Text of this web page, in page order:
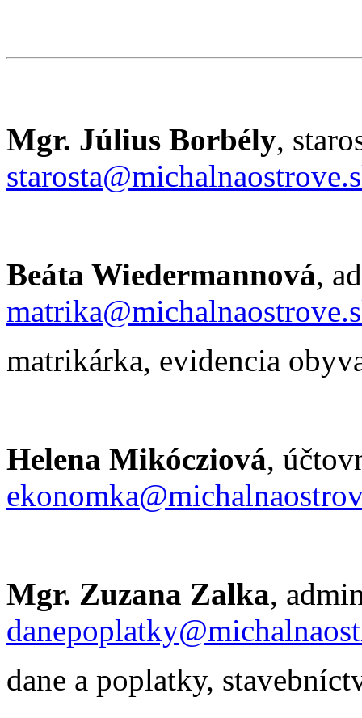
Mgr. Július Borbély,
Beáta Wiedermannová,
matrikárka, evidencia
Helena Mikócziová,
Mgr. Zuzana Zalka,
dane a poplatky,